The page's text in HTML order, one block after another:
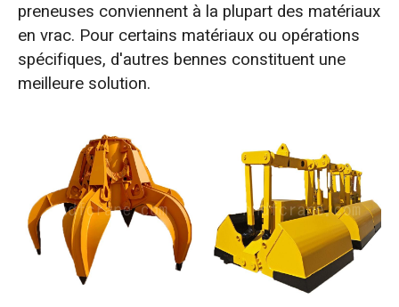
preneuses conviennent à la plupart des matériaux
en vrac. Pour certains matériaux ou opérations
spécifiques, d'autres bennes constituent une
meilleure solution.